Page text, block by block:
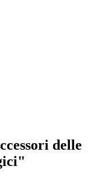
delle